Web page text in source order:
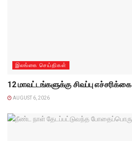
இலங்கை செய்திகள்
12 மாவட்டங்களுக்கு சிவப்பு எச்சரிக்கை
AUGUST 6, 2026